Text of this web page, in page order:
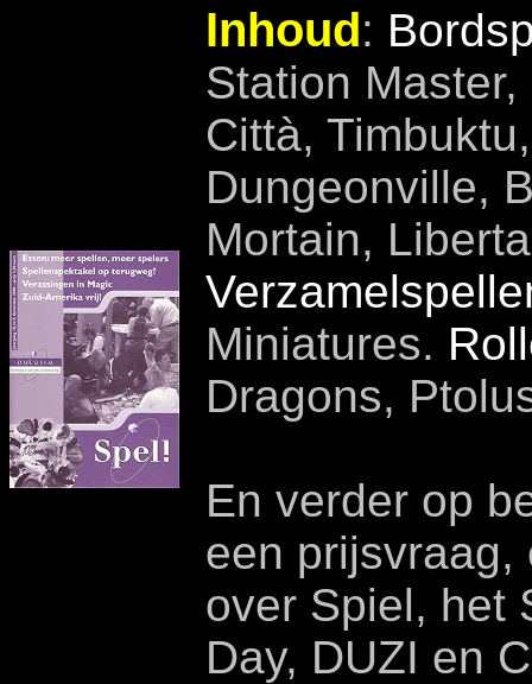
Inhoud:
Station
Città,
Dungeonville,
Mortain,
Miniatures.
Dragons,
En verder op
een prijsvraag,
over Spiel, het
Day, DUZI en